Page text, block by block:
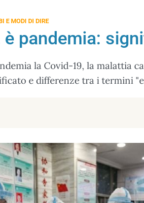
E MODI DI DIRE
è pandemia:
la Covid-19, la malattia
e differenze tra i termini